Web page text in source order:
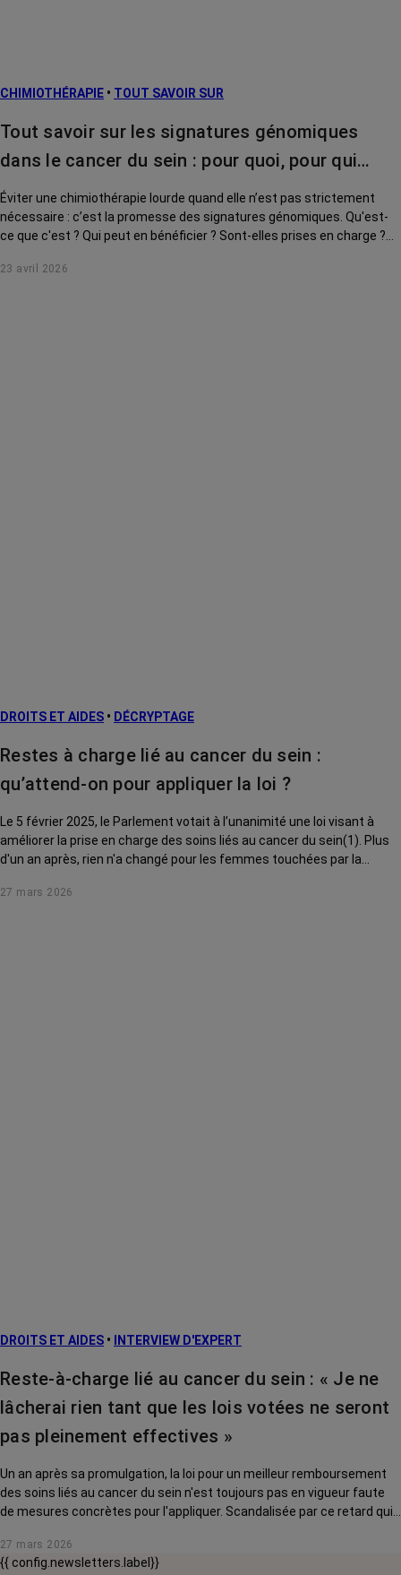
CHIMIOTHÉRAPIE • TOUT SAVOIR SUR
Tout savoir sur les signatures génomiques
dans le cancer du sein : pour quoi, pour qui…
Éviter une chimiothérapie lourde quand elle n’est pas strictement
nécessaire : c’est la promesse des signatures génomiques. Qu'est-
ce que c'est ? Qui peut en bénéficier ? Sont-elles prises en charge ?
23 avril 2026
DROITS ET AIDES • DÉCRYPTAGE
Restes à charge lié au cancer du sein :
qu’attend-on pour appliquer la loi ?
Le 5 février 2025, le Parlement votait à l’unanimité une loi visant à
améliorer la prise en charge des soins liés au cancer du sein(1). Plus
d'un an après, rien n'a changé pour les femmes touchées par la
au crible chacune des mesures adoptées.
27 mars 2026
DROITS ET AIDES • INTERVIEW D'EXPERT
Reste-à-charge lié au cancer du sein : « Je ne
lâcherai rien tant que les lois votées ne seront
pas pleinement effectives »
Un an après sa promulgation, la loi pour un meilleur remboursement
des soins liés au cancer du sein n'est toujours pas en vigueur faute
de mesures concrètes pour l'appliquer. Scandalisée par ce retard qui
les ministres face à leurs responsabilités. Interview.
27 mars 2026
{{ config.newsletters.label}}